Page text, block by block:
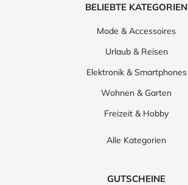
BELIEBTE KATEGORIEN
Mode & Accessoires
Urlaub & Reisen
Elektronik & Smartphones
Wohnen & Garten
Freizeit & Hobby
Alle Kategorien
GUTSCHEINE